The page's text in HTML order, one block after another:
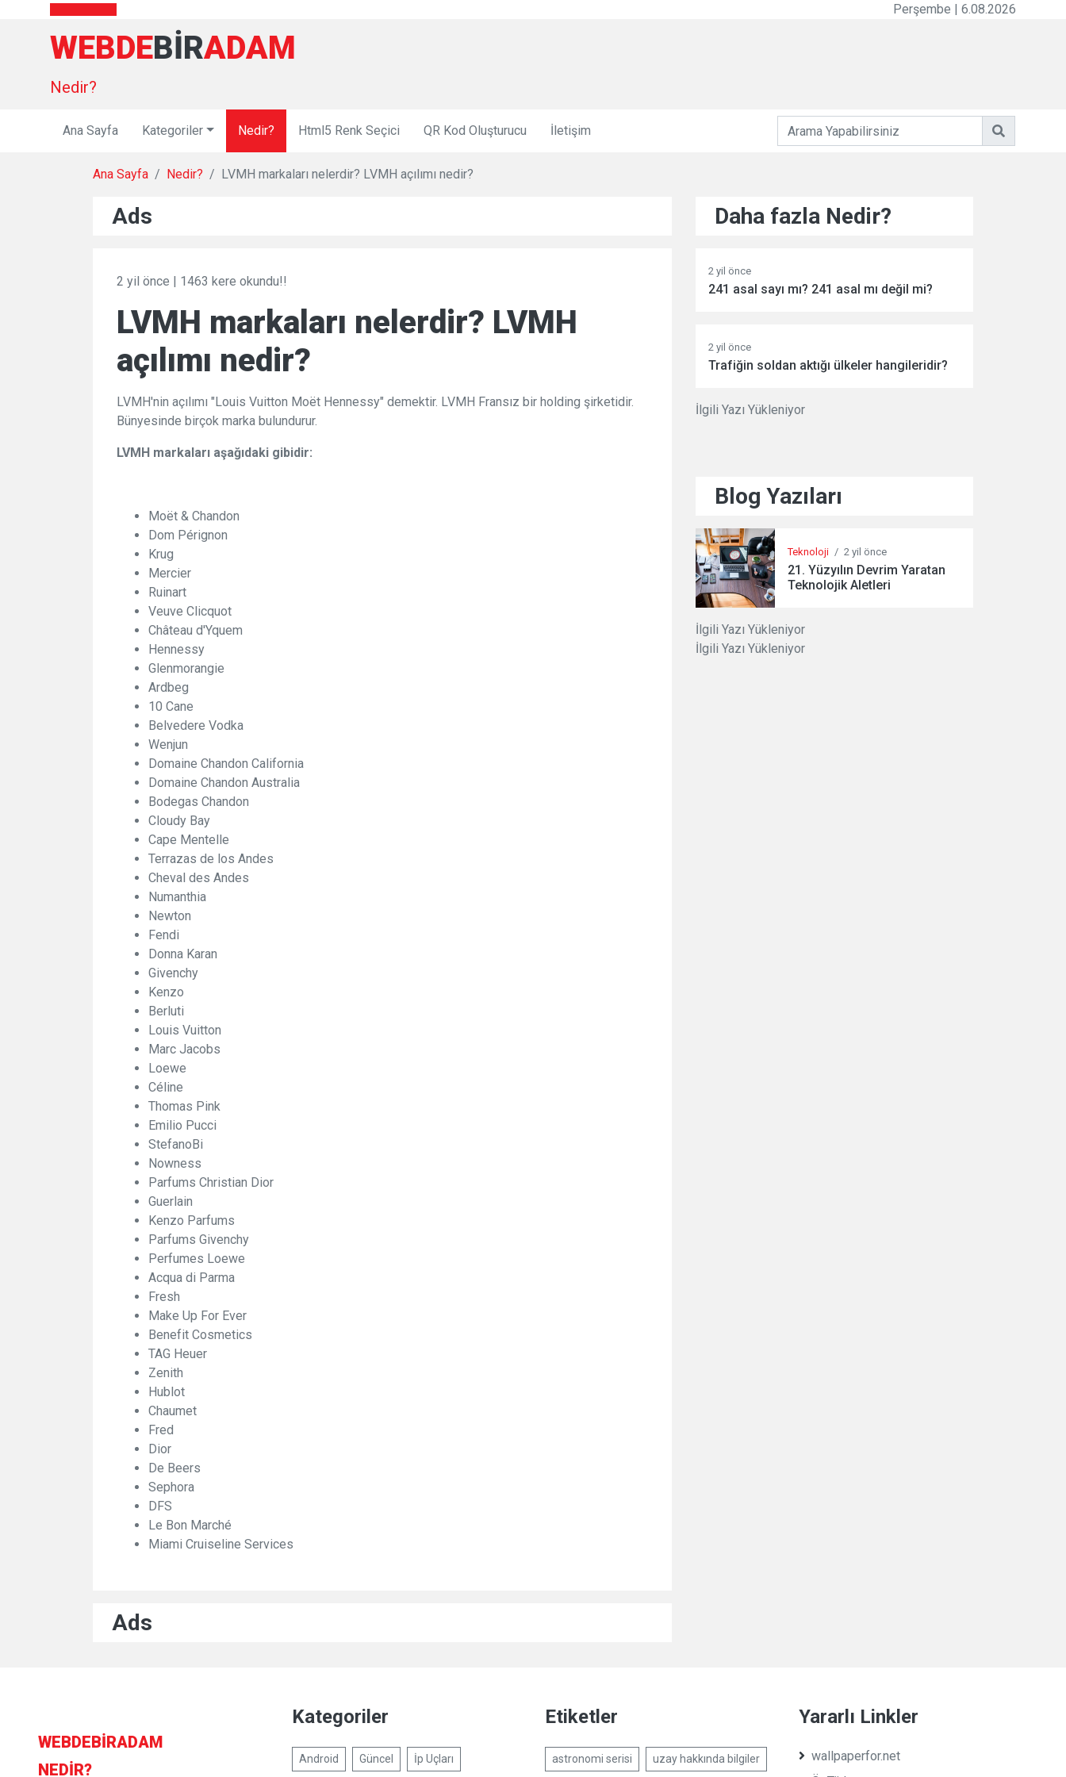
Perşembe | 6.08.2026
WEBDEBIRADAM
Nedir?
Ana Sayfa Kategoriler Nedir? Html5 Renk Seçici QR Kod Oluşturucu İletişim
Ana Sayfa Nedir? LVMH markaları nelerdir? LVMH açılımı nedir?
Ads
2 yil önce | 1463 kere okundu!!
LVMH markaları nelerdir? LVMH
açılımı nedir?
LVMH'nin açılımı "Louis Vuitton Moët Hennessy" demektir. LVMH Fransız bir holding şirketidir.
Bünyesinde birçok marka bulundurur.
LVMH markaları aşağıdaki gibidir:
Moët & Chandon
Dom Pérignon
Krug
Mercier
Ruinart
Veuve Clicquot
Château d'Yquem
Hennessy
Glenmorangie
Ardbeg
10 Cane
Belvedere Vodka
Wenjun
Domaine Chandon California
Domaine Chandon Australia
Bodegas Chandon
Cloudy Bay
Cape Mentelle
Terrazas de los Andes
Cheval des Andes
Numanthia
Newton
Fendi
Donna Karan
Givenchy
Kenzo
Berluti
Louis Vuitton
Marc Jacobs
Loewe
Céline
Thomas Pink
Emilio Pucci
StefanoBi
Nowness
Parfums Christian Dior
Guerlain
Kenzo Parfums
Parfums Givenchy
Perfumes Loewe
Acqua di Parma
Fresh
Make Up For Ever
Benefit Cosmetics
TAG Heuer
Zenith
Hublot
Chaumet
Fred
Dior
De Beers
Sephora
DFS
Le Bon Marché
Miami Cruiseline Services
Ads
Daha fazla Nedir?
2 yil önce
241 asal sayı mı? 241 asal mı değil mi?
2 yil önce
Trafiğin soldan aktığı ülkeler hangileridir?
İlgili Yazı Yükleniyor
Blog Yazıları
Teknoloji / 2 yil önce
21. Yüzyılın Devrim Yaratan
Teknolojik Aletleri
İlgili Yazı Yükleniyor
İlgili Yazı Yükleniyor
WEBDEBIRADAM
NEDIR?
Kategoriler
Android Güncel İp Uçları
Etiketler
astronomi serisi uzay hakkında bilgiler
Yararlı Linkler
wallpaperfor.net